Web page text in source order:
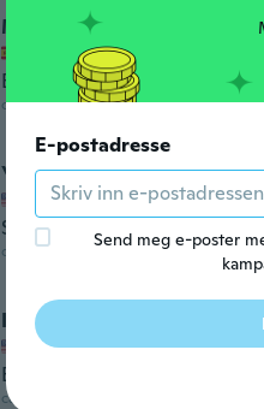
Mariana
Ble med i 2020 ·
Es muy bonito la entrega
ca. 5 år siden
Yanira
Ble med i 2017 · 44 omtaler · 18
Son hermosos Gracias
ca. 5 år siden
Ivette
Ble med i 2018 · 179 omtaler · 81
Es bella. Me quedo un poco
ca. 5 år siden
E-postadresse
Send meg e-poster